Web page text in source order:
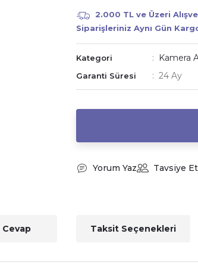
2.000 TL ve Üzeri
Siparişleriniz Aynı Gün
Kategori Kamera
Garanti Süresi 24 Ay
Yorum Yaz Tavsiye Et
Cevap Taksit Seçenekleri